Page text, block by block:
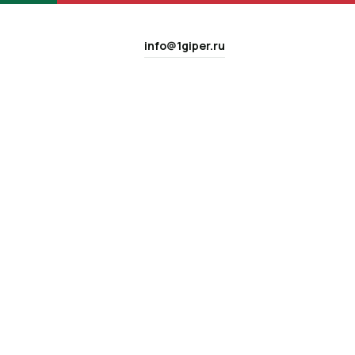
info@1giper.ru